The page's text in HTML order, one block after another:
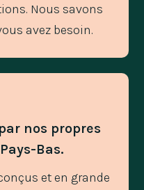
Nous savons
avez besoin.
nos propres
Bas.
et en grande